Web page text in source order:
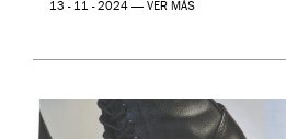
13 - 11 - 2024 — VER MÁS